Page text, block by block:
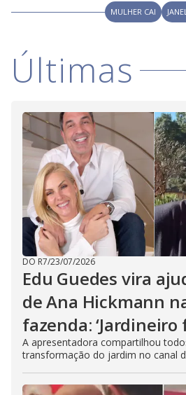
e
o
MULHER CAI
Últimas
DO R7/23/07/2026
Edu Guedes vira
de Ana Hickmann
fazenda: ‘Jardineiro
A apresentadora compartilhou
transformação do jardim no canal